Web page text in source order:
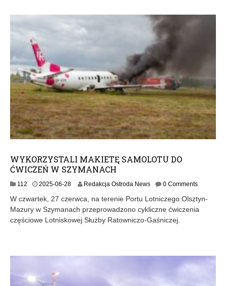
WYKORZYSTALI MAKIETĘ SAMOLOTU DO
ĆWICZEŃ W SZYMANACH
112 2025-06-282
2
5
-
2
Redakcja Ostroda News 0 Comments
W czwartek, 27 czerwca, na terenie Portu Lotniczego Olsztyn-
Mazury w Szymanach przeprowadzono cykliczne ćwiczenia
częściowe Lotniskowej Służby Ratowniczo-Gaśniczej.